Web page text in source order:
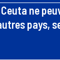
ne
pays,